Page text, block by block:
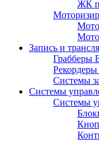
ЖК
Запись и
Грабберы
Рекордеры
Системы
Системы
Системы